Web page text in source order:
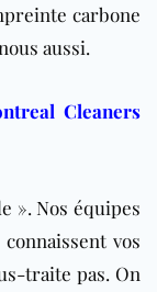
carbone
aussi.
Cleaners
». Nos équipes
vos
traite pas. On